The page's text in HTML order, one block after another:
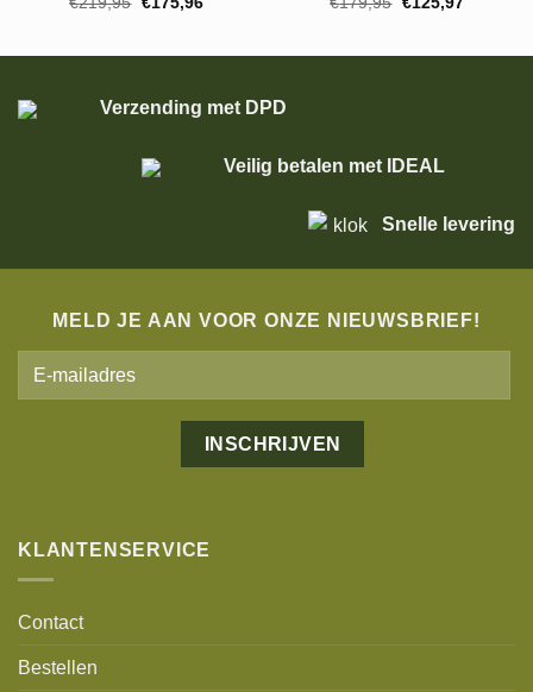
Verzending met DPD
Veilig betalen met IDEAL
Snelle levering
MELD JE AAN VOOR ONZE NIEUWSBRIEF!
KLANTENSERVICE
Contact
Bestellen